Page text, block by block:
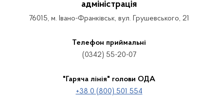
адміністрація
76015, м. Івано-Франківськ, вул. Грушевського, 21
Телефон приймальні
(0342) 55-20-07
"Гаряча лінія" голови ОДА
+38 0 (800) 501 554